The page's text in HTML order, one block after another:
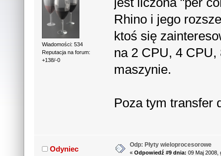
Wiadomości: 534
Reputacja na forum:
+138/-0
Rhino i jego
ktoś się
na 2 CPU, 4
maszynie.
Poza tym transfer
Odyniec Odp: Płyty wieloprocesorowe
«Odpowiedź #9 dnia: 09 Maj 2008,